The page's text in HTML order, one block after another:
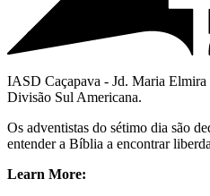
IASD Caçapava - Jd. Maria
Divisão Sul Americana.
Os adventistas do sétimo dia são
entender a Bíblia a encontrar
Learn More: